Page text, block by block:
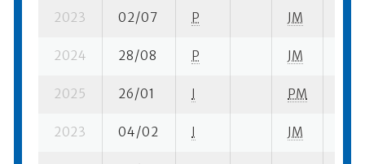
2023 02/07 P JM
2024 28/08 P JM
2025 26/01 I PM
2023 04/02 I JM